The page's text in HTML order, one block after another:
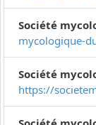
Société
mycologique-
Société
https://